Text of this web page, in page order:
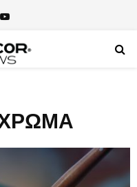
Youtube